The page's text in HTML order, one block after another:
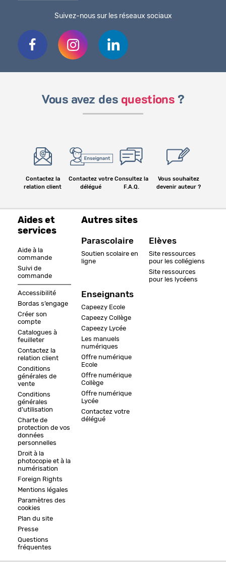
Suivez-nous sur les réseaux sociaux
Vous avez des questions ?
Contactez la
relation client
Contactez votre
délégué
Consultez la
F.A.Q.
Vous souhaitez
devenir auteur ?
Aides et
services
Aide à la
commande
Suivi de
commande
Accessibilité
Bordas s’engage
Créer son
compte
Catalogues à
feuilleter
Contactez la
relation client
Conditions
générales de
vente
Conditions
générales
d'utilisation
Charte de
protection de vos
données
personnelles
Droit à la
photocopie et à la
numérisation
Foreign Rights
Mentions légales
Paramètres des
cookies
Plan du site
Presse
Questions
fréquentes
Autres sites
Parascolaire
Soutien scolaire en
ligne
Enseignants
Capeezy Ecole
Capeezy Collège
Capeezy Lycée
Les manuels
numériques
Offre numérique
Ecole
Offre numérique
Collège
Offre numérique
Lycée
Contactez votre
délégué
Elèves
Site ressources
pour les collégiens
Site ressources
pour les lycéens